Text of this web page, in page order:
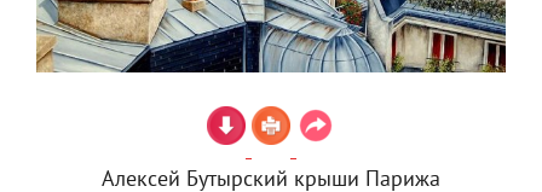
Алексей Бутырский крыши Парижа